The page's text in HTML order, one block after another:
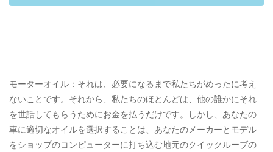
モーターオイル：それは、必要になるまで私たちがめったに考え
ないことです。それから、私たちのほとんどは、他の誰かにそれ
を世話してもらうためにお金を払うだけです。しかし、あなたの
車に適切なオイルを選択することは、あなたのメーカーとモデル
をショップのコンピューターに打ち込む地元のクイックルーブの